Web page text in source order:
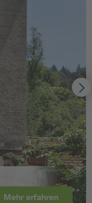
Mehr erfahren